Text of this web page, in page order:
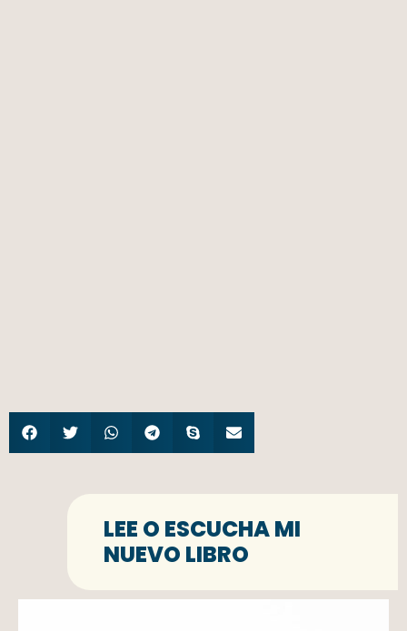
LEE O ESCUCHA MI
NUEVO LIBRO